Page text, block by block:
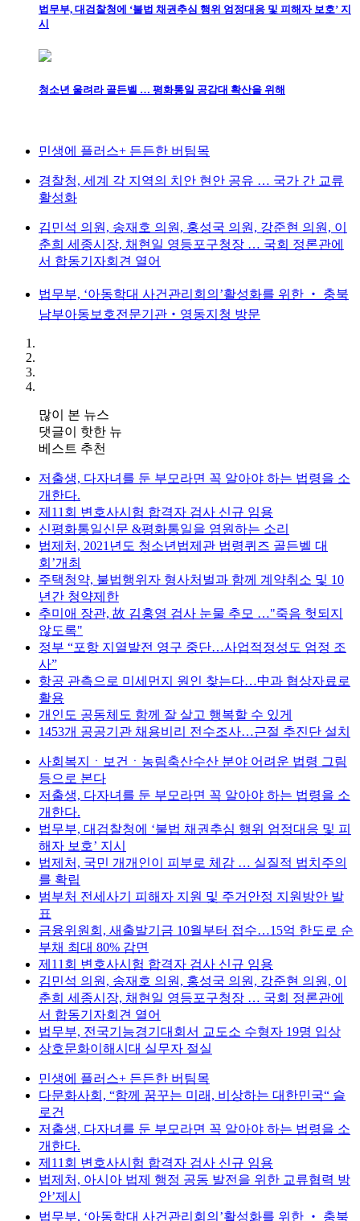
법무부, 대검찰청에 ‘불법 채권추심 행위 엄정대응 및 피해자 보호’ 지
시
청소년 울려라 골든벨 … 평화통일 공감대 확산을 위해
민생에 플러스+ 든든한 버팀목
경찰청, 세계 각 지역의 치안 현안 공유 … 국가 간 교류
활성화
김민석 의원, 송재호 의원, 홍성국 의원, 강준현 의원, 이
춘희 세종시장, 채현일 영등포구청장 … 국회 정론관에
서 합동기자회견 열어
법무부, ‘아동학대 사건관리회의’활성화를 위한 ‧ 충북
남부아동보호전문기관‧영동지청 방문
많이 본 뉴스
댓글이 핫한 뉴
베스트 추천
저출생, 다자녀를 둔 부모라면 꼭 알아야 하는 법령을 소
개한다.
제11회 변호사시험 합격자 검사 신규 임용
신평화통일신문 &평화통일을 염원하는 소리
법제처, 2021년도 청소년법제관 법령퀴즈 골든벨 대
회’개최
주택청약, 불법행위자 형사처벌과 함께 계약취소 및 10
년간 청약제한
추미애 장관, 故 김홍영 검사 눈물 추모 …"죽음 헛되지
않도록"
정부 “포항 지열발전 영구 중단…사업적정성도 엄정 조
사”
항공 관측으로 미세먼지 원인 찾는다…中과 협상자료로
활용
개인도 공동체도 함께 잘 살고 행복할 수 있게
1453개 공공기관 채용비리 전수조사…근절 추진단 설치
사회복지ㆍ보건ㆍ농림축산수산 분야 어려운 법령 그림
등으로 본다
저출생, 다자녀를 둔 부모라면 꼭 알아야 하는 법령을 소
개한다.
법무부, 대검찰청에 ‘불법 채권추심 행위 엄정대응 및 피
해자 보호’ 지시
법제처, 국민 개개인이 피부로 체감 … 실질적 법치주의
를 확립
범부처 전세사기 피해자 지원 및 주거안정 지원방안 발
표
금융위원회, 새출발기금 10월부터 접수…15억 한도로 순
부채 최대 80% 감면
제11회 변호사시험 합격자 검사 신규 임용
김민석 의원, 송재호 의원, 홍성국 의원, 강준현 의원, 이
춘희 세종시장, 채현일 영등포구청장 … 국회 정론관에
서 합동기자회견 열어
법무부, 전국기능경기대회서 교도소 수형자 19명 입상
상호문화이해시대 실무자 절실
민생에 플러스+ 든든한 버팀목
다문화사회, “함께 꿈꾸는 미래, 비상하는 대한민국“ 슬
로건
저출생, 다자녀를 둔 부모라면 꼭 알아야 하는 법령을 소
개한다.
제11회 변호사시험 합격자 검사 신규 임용
법제처, 아시아 법제 행정 공동 발전을 위한 교류협력 방
안’제시
법무부, ‘아동학대 사건관리회의’활성화를 위한 ‧ 충북